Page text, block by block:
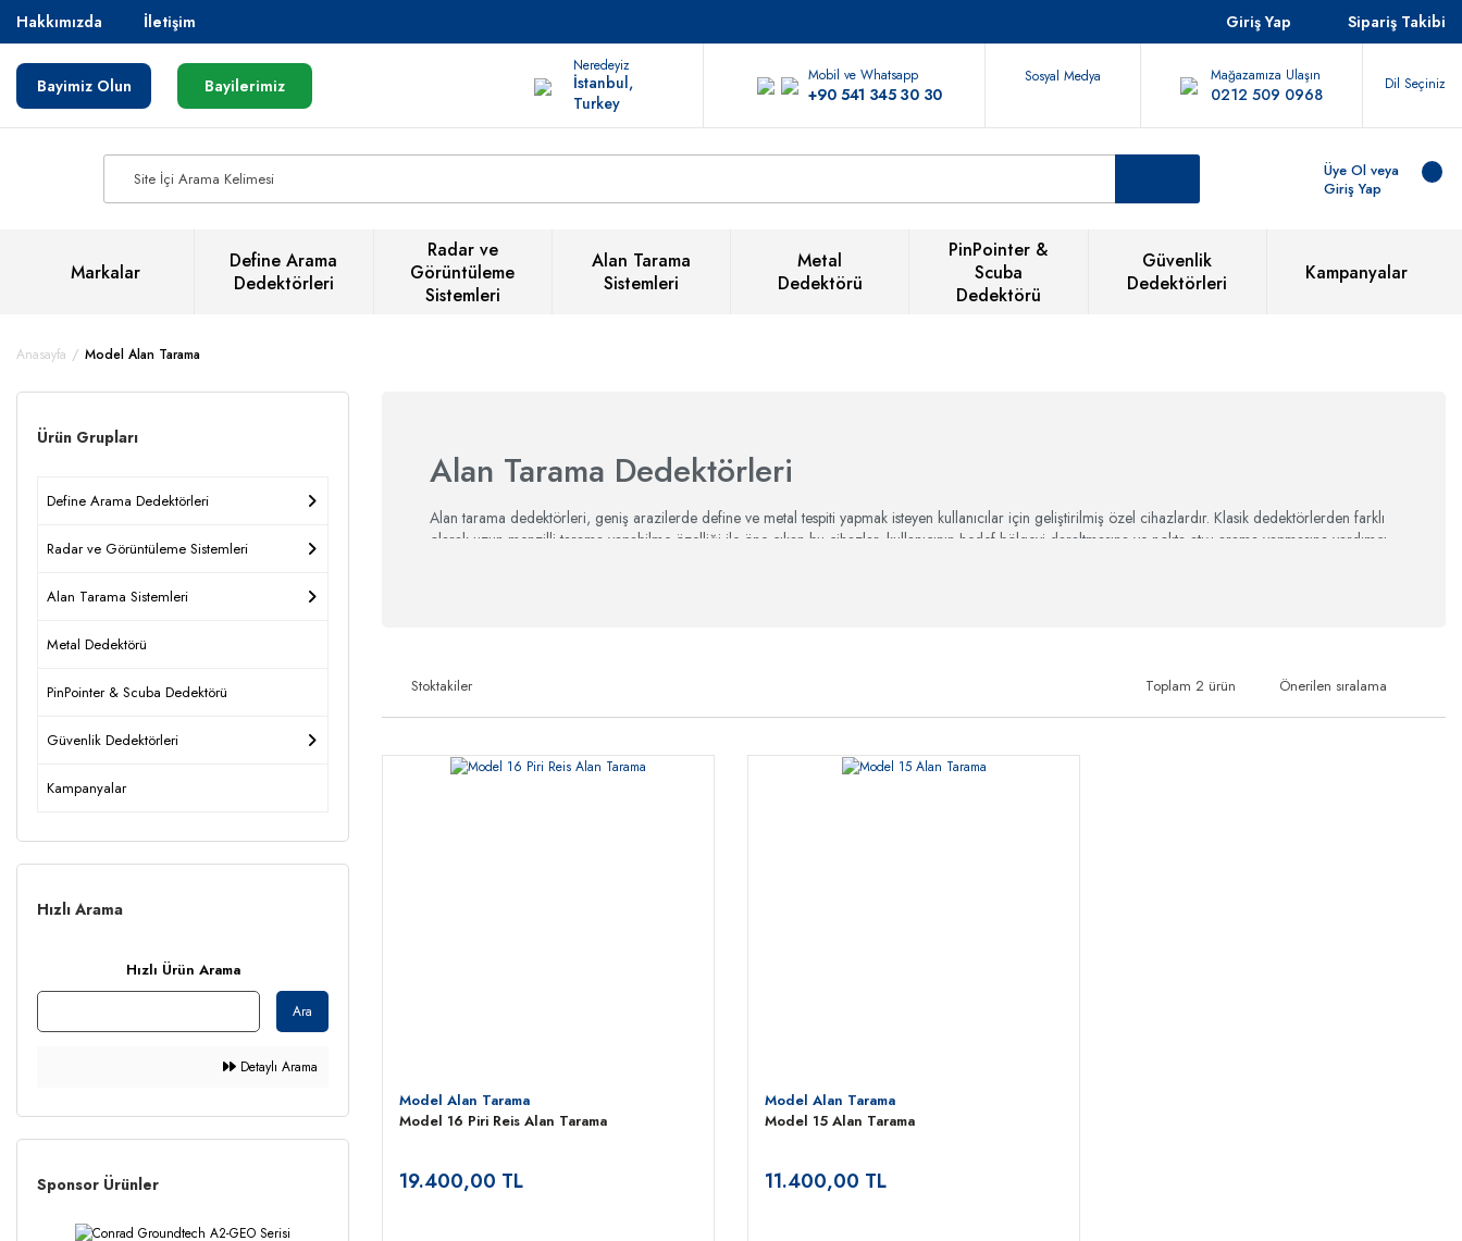
Hakkımızda İletişim Giriş Yap Sipariş Takibi
Bayimiz Olun Bayilerimiz
Neredeyiz
İstanbul,
Turkey
Mobil ve Whatsapp
+90 541 345 30 30
Sosyal Medya Mağazamıza Ulaşın
0212 509 0968 Dil Seçiniz
Üye Ol veya
Giriş Yap
Markalar
Define Arama
Dedektörleri
Radar ve
Görüntüleme
Sistemleri
Alan Tarama
Sistemleri
Metal
Dedektörü
PinPointer &
Scuba
Dedektörü
Güvenlik
Dedektörleri
Kampanyalar
Anasayfa Model Alan Tarama
Ürün Grupları
Define Arama Dedektörleri
Radar ve Görüntüleme Sistemleri
Alan Tarama Sistemleri
Metal Dedektörü
PinPointer & Scuba Dedektörü
Güvenlik Dedektörleri
Kampanyalar
Hızlı Arama
Hızlı Ürün Arama
Ara
Detaylı Arama
Sponsor Ürünler
Alan Tarama Dedektörleri
Alan tarama dedektörleri, geniş arazilerde define ve metal tespiti yapmak isteyen kullanıcılar için geliştirilmiş özel cihazlardır. Klasik dedektörlerden farklı
olarak uzun menzilli tarama yapabilme özelliği ile öne çıkan bu cihazlar, kullanıcının hedef bölgeyi daraltmasına ve nokta atışı arama yapmasına yardımcı
Stoktakiler Toplam 2 ürün
Model Alan Tarama
Model 16 Piri Reis Alan Tarama
19.400,00 TL
Model Alan Tarama
Model 15 Alan Tarama
11.400,00 TL